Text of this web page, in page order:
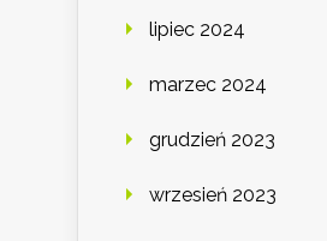
lipiec 2024
marzec 2024
grudzień 2023
wrzesień 2023